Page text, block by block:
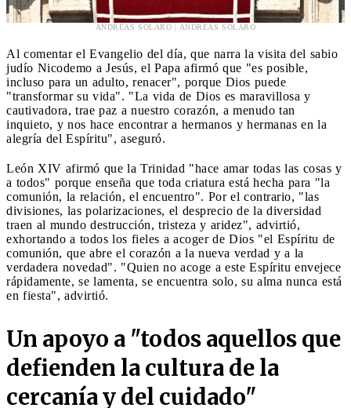
ANDREAS SOLARO | ANDREAS SOLARO
Al comentar el Evangelio del día, que narra la visita del sabio
judío Nicodemo a Jesús, el Papa afirmó que "es posible,
incluso para un adulto, renacer", porque Dios puede
"transformar su vida". "La vida de Dios es maravillosa y
cautivadora, trae paz a nuestro corazón, a menudo tan
inquieto, y nos hace encontrar a hermanos y hermanas en la
alegría del Espíritu", aseguró.
León XIV afirmó que la Trinidad "hace amar todas las cosas y
a todos" porque enseña que toda criatura está hecha para "la
comunión, la relación, el encuentro". Por el contrario, "las
divisiones, las polarizaciones, el desprecio de la diversidad
traen al mundo destrucción, tristeza y aridez", advirtió,
exhortando a todos los fieles a acoger de Dios "el Espíritu de
comunión, que abre el corazón a la nueva verdad y a la
verdadera novedad". "Quien no acoge a este Espíritu envejece
rápidamente, se lamenta, se encuentra solo, su alma nunca está
en fiesta", advirtió.
Un apoyo a "todos aquellos que
defienden la cultura de la
cercanía y del cuidado"